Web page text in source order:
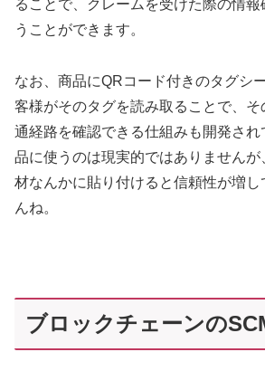
ることで、クレームを受けた際の情
うことができます。
なお、商品にQRコード付きのタグシ
客様がそのタグを読み取ることで、
通経路を確認できる仕組みも開発さ
品に使うのは現実的ではありません
材なんかに貼り付けると信頼性が増
んね。
ブロックチェーンの